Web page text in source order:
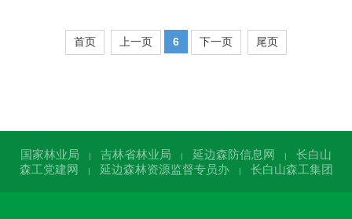
首页 上一页 6 下一页 尾页
国家林业局 | 吉林省林业局 | 延边森防信息网 | 长白山
森工党建网
| 延边森林资源监督专员办| 长白山森工集团